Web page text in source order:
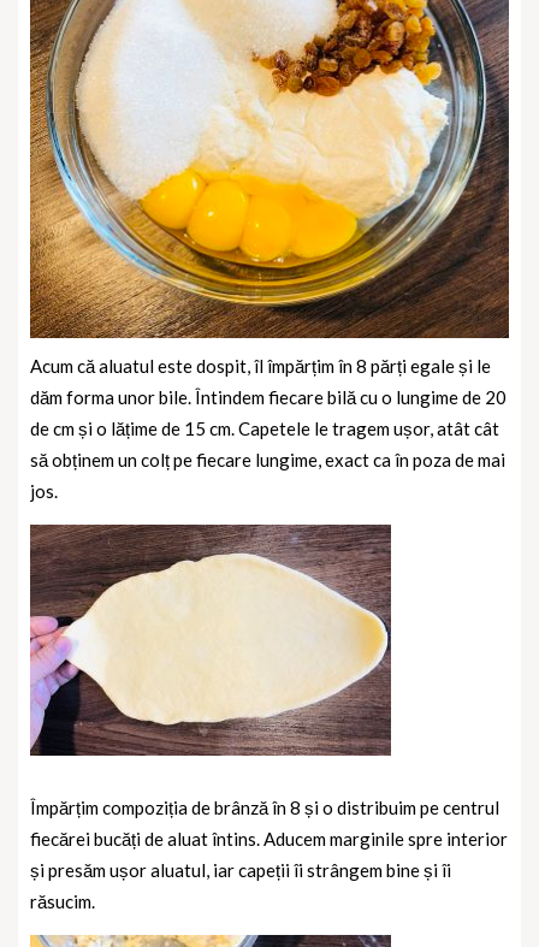
Acum că aluatul este dospit, îl împărțim în 8 părți egale și le
dăm forma unor bile. Întindem fiecare bilă cu o lungime de 20
de cm și o lățime de 15 cm. Capetele le tragem ușor, atât cât
să obținem un colț pe fiecare lungime, exact ca în poza de mai
jos.
Împărțim compoziția de brânză în 8 și o distribuim pe centrul
fiecărei bucăți de aluat întins. Aducem marginile spre interior
și presăm ușor aluatul, iar capeții îi strângem bine și îi
răsucim.